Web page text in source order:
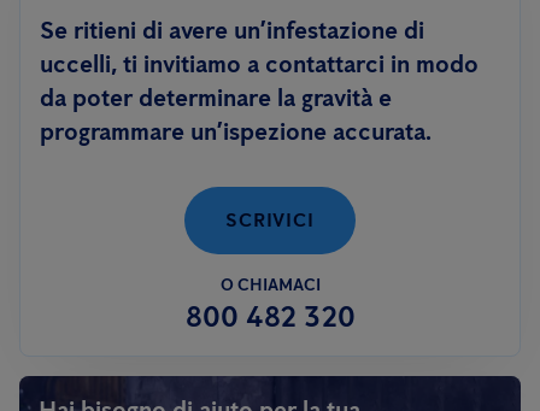
Se ritieni di avere un’infestazione di
uccelli, ti invitiamo a contattarci in modo
da poter determinare la gravità e
programmare un’ispezione accurata.
SCRIVICI
O CHIAMACI
800 482 320